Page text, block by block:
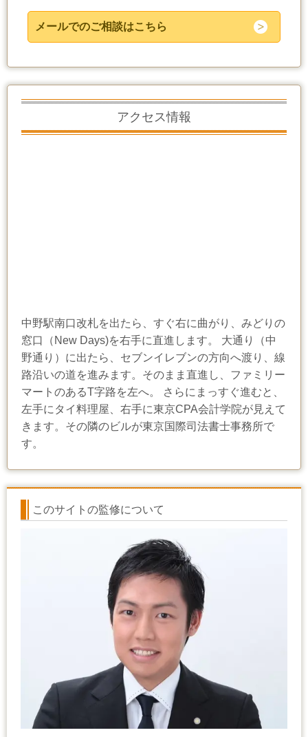
メールでのご相談はこちら
アクセス情報
中野駅南口改札を出たら、すぐ右に曲がり、みどりの
窓口（New Days)を右手に直進します。 大通り（中
野通り）に出たら、セブンイレブンの方向へ渡り、線
路沿いの道を進みます。そのまま直進し、ファミリー
マートのあるT字路を左へ。 さらにまっすぐ進むと、
左手にタイ料理屋、右手に東京CPA会計学院が見えて
きます。その隣のビルが東京国際司法書士事務所で
す。
このサイトの監修について